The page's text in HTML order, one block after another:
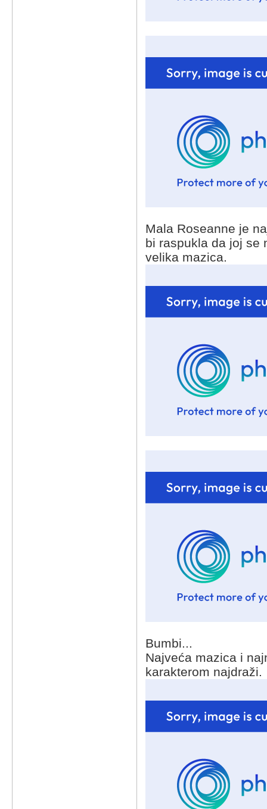
Mala Roseanne je
bi raspukla da joj se
velika mazica.
Bumbi...
Najveća mazica i
karakterom najdraži.